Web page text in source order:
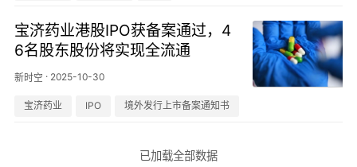
宝济药业港股IPO获备案通过，4
6名股东股份将实现全流通
新时空 · 2025-10-30
宝济药业 IPO 境外发行上市备案通知书
已加载全部数据